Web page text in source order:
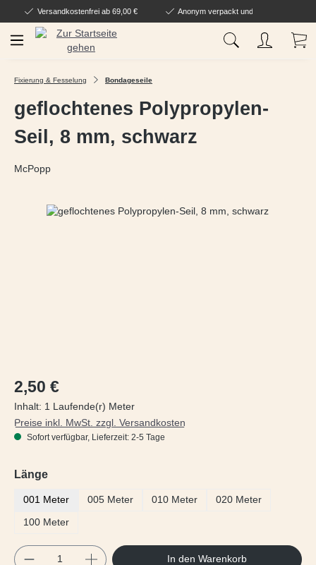
Zum Hauptinhalt springen
Versandkostenfrei ab 69,00 € Anonym verpackt und geliefert
Fixierung & Fesselung Bondageseile
geflochtenes Polypropylen-
Seil, 8 mm, schwarz
McPopp
Regulärer Preis:
2,50 €
Inhalt: 1 Laufende(r) Meter
Preise inkl. MwSt. zzgl. Versandkosten
Sofort verfügbar, Lieferzeit: 2-5 Tage
Längeauswählen
001 Meter 005 Meter 010 Meter 020 Meter
100 Meter
Produkt Anzahl: Gib den gewünschten
In den Warenkorb